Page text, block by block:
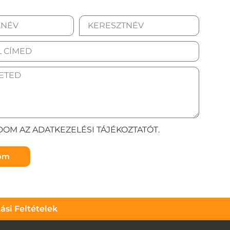
AZ ADATKEZELÉSI TÁJÉKOZTATÓT.
Feltételek